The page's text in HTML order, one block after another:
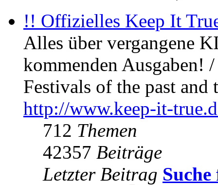
!! Offizielles Keep It
Alles über vergangene
kommenden Ausgaben!
Festivals of the past
http://www.keep-it-
712 Themen
42357 Beiträge
Letzter Beitrag